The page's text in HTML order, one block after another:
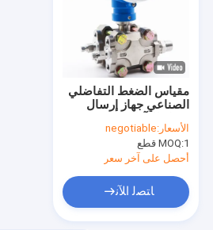
مستشعر الضغط الإلكتروني
مستشعر ضغط الماء الإلكتروني
مستشعر ضغط الهواء الإلكتروني
مستشعر ضغط IOT
مستشعر ضغط HVAC
مقياس الضغط التفاضلي
الصناعي جهاز إرسال
الأسعار:negotiable
MOQ:1 قطع
أحصل على آخر سعر
ﺎﺘﺼﻟ ﺍﻶﻧ